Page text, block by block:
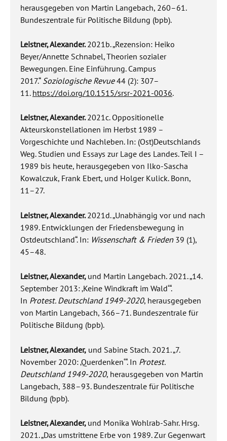
herausgegeben von Martin Langebach, 260–61.
Bundeszentrale für Politische Bildung (bpb).
Leistner, Alexander.2021b. „Rezension: Heiko
Beyer/Annette Schnabel, Theorien sozialer
Bewegungen. Eine Einführung. Campus
2017.“Soziologische Revue44 (2): 307–
11.https://doi.org/10.1515/srsr-2021-0036.
Leistner, Alexander.2021c. Oppositionelle
Akteurskonstellationen im Herbst 1989 –
Vorgeschichte und Nachleben. In: (Ost)Deutschlands
Weg. Studien und Essays zur Lage des Landes. Teil I –
1989 bis heute, herausgegeben von Ilko-Sascha
Kowalczuk, Frank Ebert, und Holger Kulick. Bonn,
11–27.
Leistner, Alexander.2021d. „Unabhängig vor und nach
1989. Entwicklungen der Friedensbewegung in
Ostdeutschland“. In: Wissenschaft & Frieden39 (1),
45–48.
Leistner, Alexander,und Martin Langebach. 2021. „14.
September 2013: ‚Keine Windkraft im Wald‘“.
In Protest. Deutschland 1949-2020, herausgegeben
von Martin Langebach, 366–71. Bundeszentrale für
Politische Bildung (bpb).
Leistner, Alexander, und Sabine Stach. 2021. „7.
November 2020: ‚Querdenken‘“. In Protest.
Deutschland 1949-2020, herausgegeben von Martin
Langebach, 388–93. Bundeszentrale für Politische
Bildung (bpb).
Leistner, Alexander,und Monika Wohlrab-Sahr. Hrsg.
2021. „Das umstrittene Erbe von 1989. Zur Gegenwart